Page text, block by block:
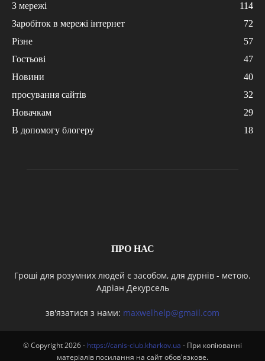
З мережі
114
Заробіток в мережі інтернет
72
Різне
57
Гостьові
47
Новини
40
просування сайтів
32
Новачкам
29
В допомогу блогеру
18
ПРО НАС
Гроші для розумних людей є засобом, для дурнів - метою.
Адріан Декурсель
зв'язатися з нами: maxwelhelp@gmail.com
© Copyright 2026 - https://canis-club.kharkov.ua - При копіюванні
матеріалів посилання на сайт обов'язкове.